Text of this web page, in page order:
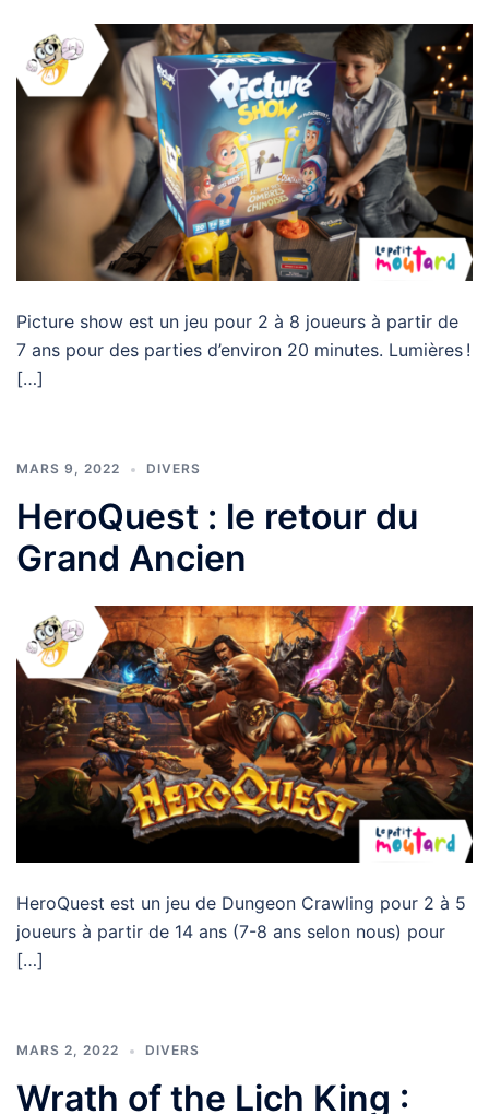
Picture show est un jeu pour 2 à 8 joueurs à partir de
7 ans pour des parties d’environ 20 minutes. Lumières !
[…]
MARS 9, 2022 DIVERS
HeroQuest : le retour du
Grand Ancien
HeroQuest est un jeu de Dungeon Crawling pour 2 à 5
joueurs à partir de 14 ans (7-8 ans selon nous) pour
[…]
MARS 2, 2022 DIVERS
Wrath of the Lich King :